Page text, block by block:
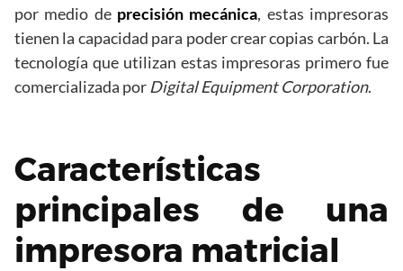
por medio de precisión mecánica, estas impresoras
tienen la capacidad para poder crear copias carbón. La
tecnología que utilizan estas impresoras primero fue
comercializada por Digital Equipment Corporation.
Características
principales de una
impresora matricial